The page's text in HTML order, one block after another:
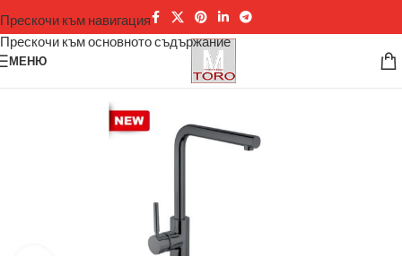
Прескочи към навигация
Прескочи към основното съдържание
МЕНЮ